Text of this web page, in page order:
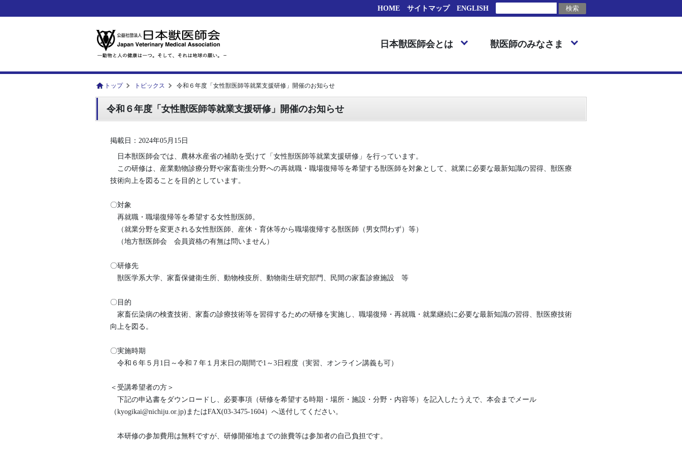
HOME サイトマップ ENGLISH
日本獣医師会とは 獣医師のみなさま
トップ トピックス 令和６年度「女性獣医師等就業支援研修」開催のお知らせ
令和６年度「女性獣医師等就業支援研修」開催のお知らせ
掲載日：2024年05月15日
日本獣医師会では、農林水産省の補助を受けて「女性獣医師等就業支援研修」を行っています。
この研修は、産業動物診療分野や家畜衛生分野への再就職・職場復帰等を希望する獣医師を対象として、就業に必要な最新知識の習得、獣医療
技術向上を図ることを目的としています。
〇対象
再就職・職場復帰等を希望する女性獣医師。
（就業分野を変更される女性獣医師、産休・育休等から職場復帰する獣医師（男女問わず）等）
（地方獣医師会 会員資格の有無は問いません）
〇研修先
獣医学系大学、家畜保健衛生所、動物検疫所、動物衛生研究部門、民間の家畜診療施設 等
〇目的
家畜伝染病の検査技術、家畜の診療技術等を習得するための研修を実施し、職場復帰・再就職・就業継続に必要な最新知識の習得、獣医療技術
向上を図る。
〇実施時期
令和６年５月1日～令和７年１月末日の期間で1～3日程度（実習、オンライン講義も可）
＜受講希望者の方＞
下記の申込書をダウンロードし、必要事項（研修を希望する時期・場所・施設・分野・内容等）を記入したうえで、本会までメール
（kyogikai@nichiju.or.jp)またはFAX(03-3475-1604）へ送付してください。
本研修の参加費用は無料ですが、研修開催地までの旅費等は参加者の自己負担です。